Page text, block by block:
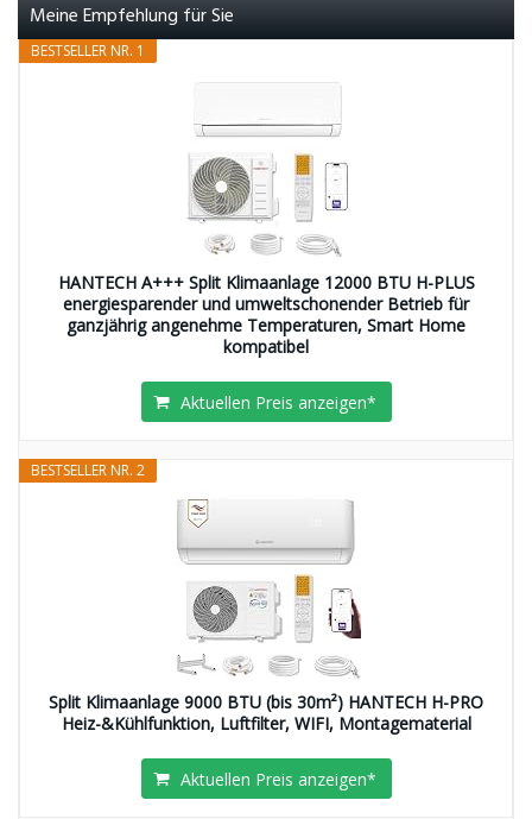
Meine Empfehlung für Sie
BESTSELLER NR. 1
HANTECH A+++ Split Klimaanlage 12000 BTU H-PLUS
energiesparender und umweltschonender Betrieb für
ganzjährig angenehme Temperaturen, Smart Home
kompatibel
Aktuellen Preis anzeigen*
BESTSELLER NR. 2
Split Klimaanlage 9000 BTU (bis 30m²) HANTECH H-PRO
Heiz-&Kühlfunktion, Luftfilter, WIFI, Montagematerial
Aktuellen Preis anzeigen*